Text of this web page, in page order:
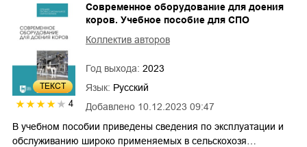
ТЕКСТ
4 Добавлено 10.12.2023 09:47
Современное оборудование для доения
коров. Учебное пособие для СПО
Коллектив авторов
Год выхода: 2023
Язык: Русский
В учебном пособии приведены сведения по эксплуатации и
обслуживанию широко применяемых в сельскохозя…